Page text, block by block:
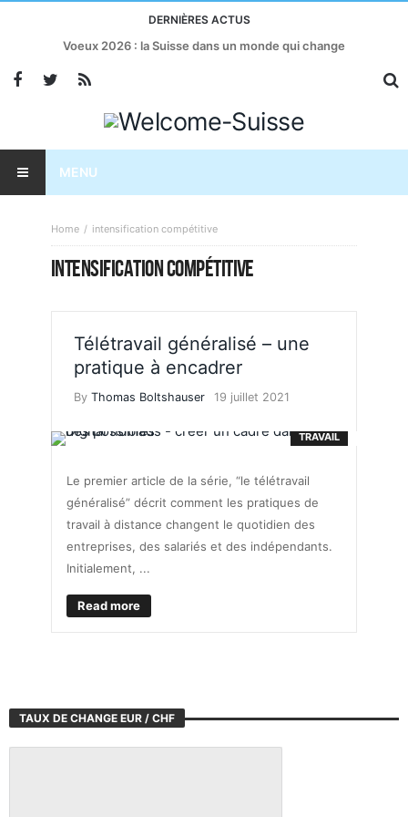
DERNIÈRES ACTUS
Voeux 2026 : la Suisse dans un monde qui change
MENU
Home intensification compétitive
INTENSIFICATION COMPÉTITIVE
Télétravail généralisé – une
pratique à encadrer
By Thomas Boltshauser 19 juillet 2021
TRAVAIL
Le premier article de la série, “le télétravail
généralisé” décrit comment les pratiques de
travail à distance changent le quotidien des
entreprises, des salariés et des indépendants.
Initialement, ...
Read more
TAUX DE CHANGE EUR / CHF